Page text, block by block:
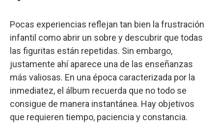
Pocas experiencias reflejan tan bien la frustración
infantil como abrir un sobre y descubrir que todas
las figuritas están repetidas. Sin embargo,
justamente ahí aparece una de las enseñanzas
más valiosas. En una época caracterizada por la
inmediatez, el álbum recuerda que no todo se
consigue de manera instantánea. Hay objetivos
que requieren tiempo, paciencia y constancia.